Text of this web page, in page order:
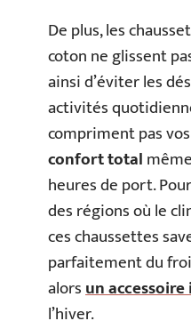
De plus, les
coton ne glissent
ainsi d’éviter les
activités
compriment pas
confort total
heures de port.
des régions où le
ces chaussettes
parfaitement du
alorsun
l’hiver.